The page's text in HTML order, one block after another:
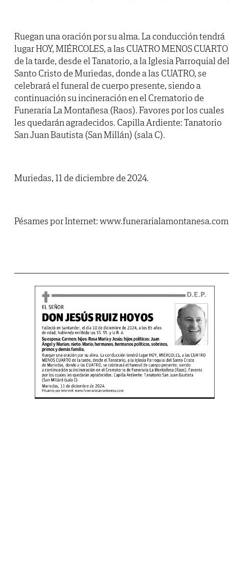
Ruegan una oración por su alma. La conducción tendrá
lugar HOY, MIÉRCOLES, a las CUATRO MENOS CUARTO
de la tarde, desde el Tanatorio, a la Iglesia Parroquial del
Santo Cristo de Muriedas, donde a las CUATRO, se
celebrará el funeral de cuerpo presente, siendo a
continuación su incineración en el Crematorio de
Funeraria La Montañesa (Raos). Favores por los cuales
les quedarán agradecidos. Capilla Ardiente: Tanatorio
San Juan Bautista (San Millán) (sala C).
Muriedas, 11 de diciembre de 2024.
Pésames por Internet: www.funerarialamontanesa.com